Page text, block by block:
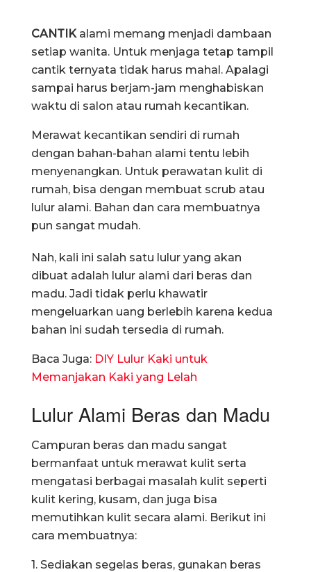
CANTIKalami memang menjadi dambaan
setiap wanita. Untuk menjaga tetap tampil
cantik ternyata tidak harus mahal. Apalagi
sampai harus berjam-jam menghabiskan
waktu di salon atau rumah kecantikan.
Merawat kecantikan sendiri di rumah
dengan bahan-bahan alami tentu lebih
menyenangkan. Untuk perawatan kulit di
rumah, bisa dengan membuat scrub atau
lulur alami. Bahan dan cara membuatnya
pun sangat mudah.
Nah, kali ini salah satu lulur yang akan
dibuat adalah lulur alami dari beras dan
madu. Jadi tidak perlu khawatir
mengeluarkan uang berlebih karena kedua
bahan ini sudah tersedia di rumah.
Baca Juga: DIY Lulur Kaki untuk
Memanjakan Kaki yang Lelah
Lulur Alami Beras dan Madu
Campuran beras dan madu sangat
bermanfaat untuk merawat kulit serta
mengatasi berbagai masalah kulit seperti
kulit kering, kusam, dan juga bisa
memutihkan kulit secara alami. Berikut ini
cara membuatnya:
1. Sediakan segelas beras, gunakan beras